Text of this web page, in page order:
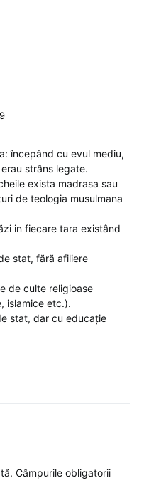
începând cu evul mediu,
strâns legate.
exista madrasa sau
de teologia musulmana
in fiecare tara existând
stat, fără afiliere
de culte religioase
islamice etc.).
stat, dar cu educație
Câmpurile obligatorii